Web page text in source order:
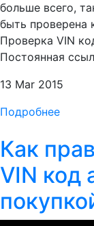
больше всего,
быть проверена
Проверка VIN
Постоянная
13 Mar 2015
Подробнее
Как
VIN код